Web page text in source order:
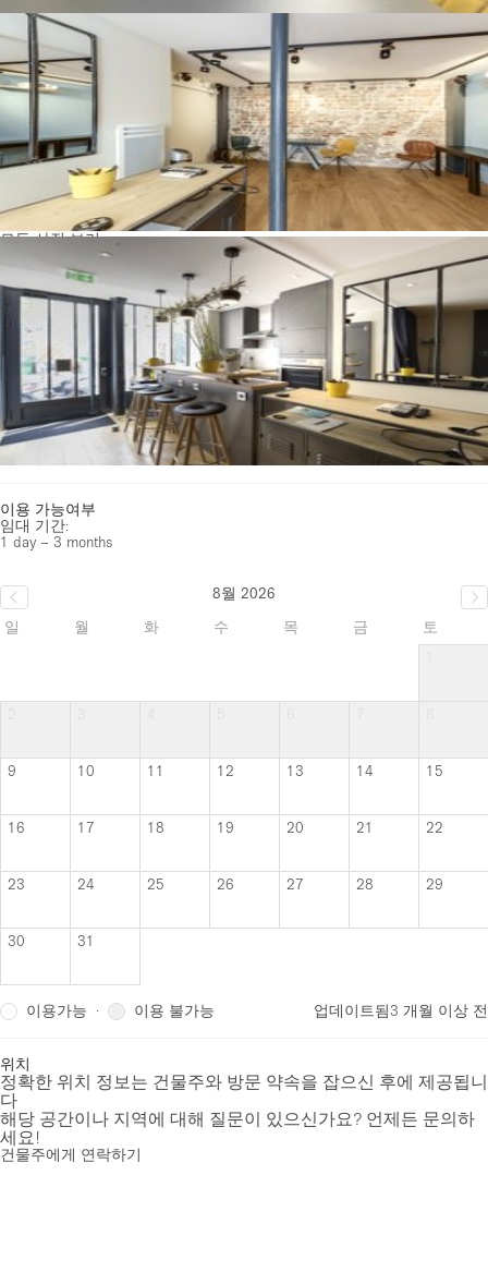
모든 사진 보기
이용 가능여부
임대 기간:
1 day – 3 months
8월 2026
일
월 화 수 목 금
토
9 10 11 12 13 14 15
16 17 18 19 20 21 22
23 24 25 26 27 28 29
30 31
이용가능 · 이용 불가능 업데이트됨3 개월 이상 전
위치
정확한 위치 정보는 건물주와 방문 약속을 잡으신 후에 제공됩니
다
해당 공간이나 지역에 대해 질문이 있으신가요? 언제든 문의하
세요!
건물주에게 연락하기